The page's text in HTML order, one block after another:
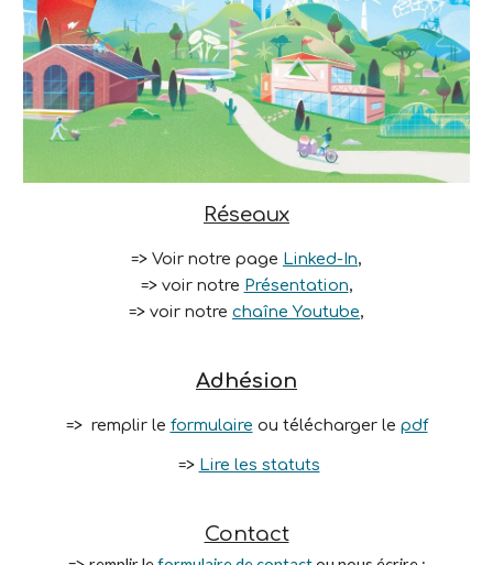
Réseaux
=> Voir notre page Linked-In,
=> voir notre Présentation,
=> voir notre chaîne Youtube,
Adhésion
=> remplir le formulaire ou télécharger le pdf
=> Lire les statuts
Contact